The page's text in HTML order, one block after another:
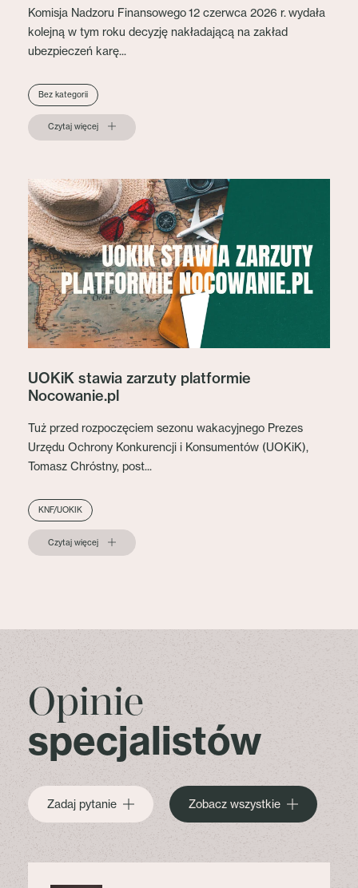
Komisja Nadzoru Finansowego 12 czerwca 2026 r. wydała
kolejną w tym roku decyzję nakładającą na zakład
ubezpieczeń karę...
Bez kategorii
Czytaj więcej
UOKiK stawia zarzuty platformie
Nocowanie.pl
Tuż przed rozpoczęciem sezonu wakacyjnego Prezes
Urzędu Ochrony Konkurencji i Konsumentów (UOKiK),
Tomasz Chróstny, post...
KNF/UOKIK
Czytaj więcej
Opinie
specjalistów
Zadaj pytanie Zobacz wszystkie